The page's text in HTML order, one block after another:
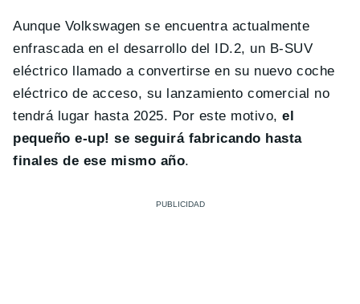
Aunque Volkswagen se encuentra actualmente
enfrascada en el desarrollo del ID.2, un B-SUV
eléctrico llamado a convertirse en su nuevo coche
eléctrico de acceso, su lanzamiento comercial no
tendrá lugar hasta 2025. Por este motivo, el
pequeño e-up! se seguirá fabricando hasta
finales de ese mismo año.